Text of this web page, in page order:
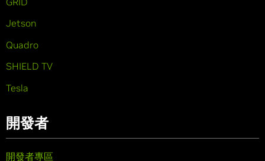
Jetson
Quadro
SHIELD TV
Tesla
開發者
開發者專區